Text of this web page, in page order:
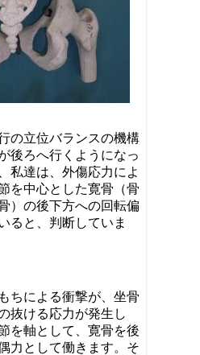
の立位バランスの機構
後ろへ行くようになっ
私達は、外傷応力によ
を中心とした寛骨（骨
）の後下方への回転偏
ると、判断していま
ちによる衝撃が、坐骨
抜ける応力が発生し
を軸として、寛骨を後
力として働きます。そ